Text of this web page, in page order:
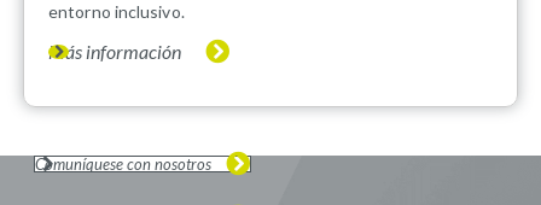
entorno inclusivo.
Más información
Comuníquese con nosotros